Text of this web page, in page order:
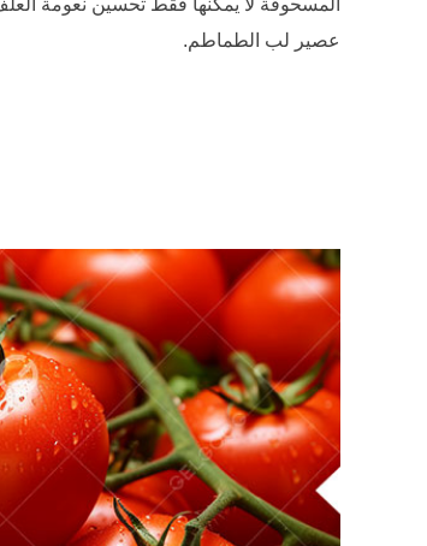
المسحوقة لا يمكنها فقط تحسين نعومة
عصير لب الطماطم.